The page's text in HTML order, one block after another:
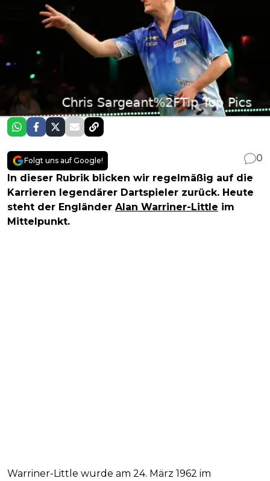
Folgt uns auf Google!
0
In dieser Rubrik blicken wir regelmäßig auf die
Karrieren legendärer Dartspieler zurück. Heute
steht der Engländer Alan Warriner-Little im
Mittelpunkt.
Warriner-Little wurde am 24. März 1962 im